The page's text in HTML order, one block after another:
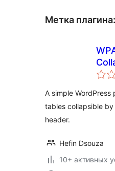
Метка плагина:
A simple
tables collapsible
header.
Hefin Dsouza
10+ активных